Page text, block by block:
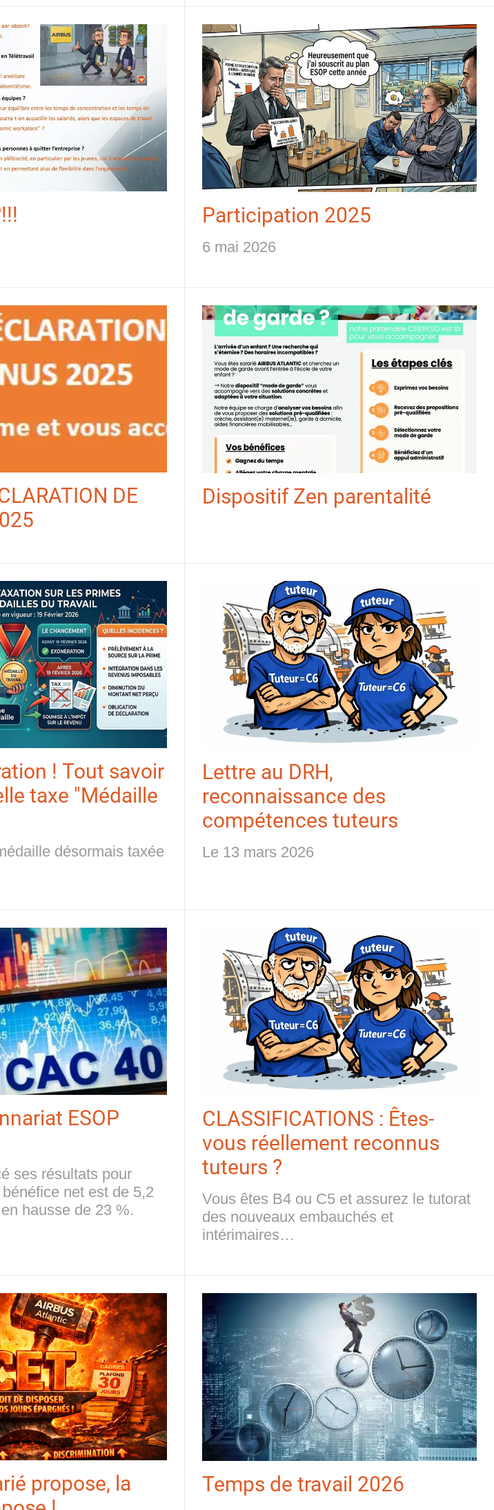
Participation 2025
6 mai 2026
DE
Dispositif Zen parentalité
! Tout savoir
taxe "Médaille
désormais taxée
Lettre au DRH,
reconnaissance des
compétences tuteurs
Le 13 mars 2026
ESOP
ses résultats pour
bénéfice net est de 5,2
hausse de 23 %.
CLASSIFICATIONS : Êtes-
vous réellement reconnus
tuteurs ?
Vous êtes B4 ou C5 et assurez le tutorat
des nouveaux embauchés et
intérimaires…
propose, la
Temps de travail 2026